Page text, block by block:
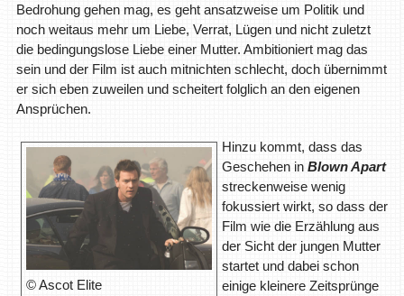
Bedrohung gehen mag, es geht ansatzweise um Politik und
noch weitaus mehr um Liebe, Verrat, Lügen und nicht zuletzt
die bedingungslose Liebe einer Mutter. Ambitioniert mag das
sein und der Film ist auch mitnichten schlecht, doch übernimmt
er sich eben zuweilen und scheitert folglich an den eigenen
Ansprüchen.
© Ascot Elite
Hinzu kommt, dass das
Geschehen in Blown Apart
streckenweise wenig
fokussiert wirkt, so dass der
Film wie die Erzählung aus
der Sicht der jungen Mutter
startet und dabei schon
einige kleinere Zeitsprünge